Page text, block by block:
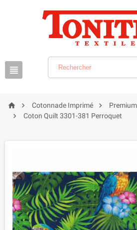

  Cotonnade Imprimé  Premium
 Coton Quilt 3301-381 Perroquet